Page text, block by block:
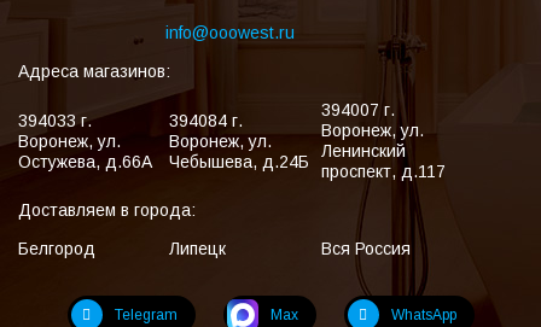
info@ooowest.ru
Адреса магазинов:
394033 г.
Воронеж,ул.
Остужева, д.66А
394084 г.
Воронеж,ул.
Чебышева, д.24Б
394007 г.
Воронеж,ул.
Ленинский
проспект, д.117
Доставляем в города:
Белгород
Липецк Вся Россия
Telegram Max WhatsApp